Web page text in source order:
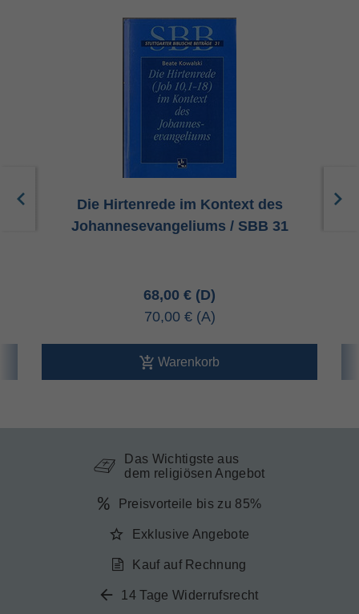
Die Hirtenrede im Kontext des
Johannesevangeliums / SBB 31
68,00 €
70,00 €
Warenkorb
Das Wichtigste aus
dem religiösen Angebot
Preisvorteile bis zu 85%
Exklusive Angebote
Kauf auf Rechnung
14 Tage Widerrufsrecht